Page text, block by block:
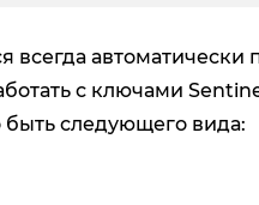
всегда
с ключами
следующего вида: